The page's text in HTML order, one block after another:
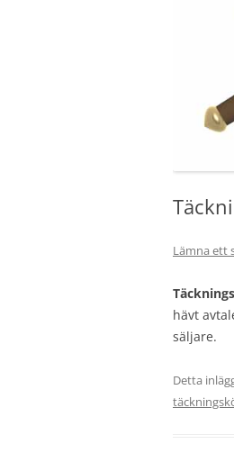
Lämna ett
hävt
säljare.
Detta